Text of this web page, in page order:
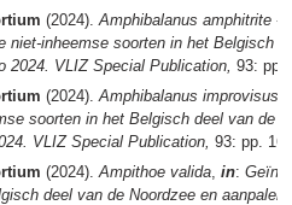
(2024).Amphibalanus amphitrite -
niet-inheemse soorten in het Belgisch
2024. VLIZ Special Publication, 93: pp.
(2024).Amphibalanus improvisus -
soorten in het Belgisch deel van de
VLIZ Special Publication, 93: pp.
(2024).Ampithoe valida, in:
deel van de Noordzee en